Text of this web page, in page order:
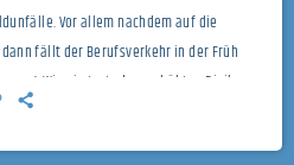
Vor allem nachdem auf die
fällt der Berufsverkehr in der Früh
Wie sie trotz dem erhöhten Risiko
gering halten, erfährt Redakteur